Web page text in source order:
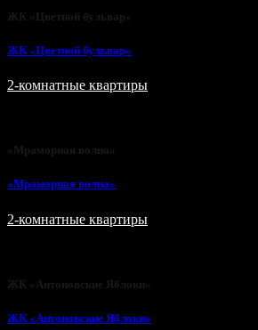
ЖК «Цветной бульвар»
ЖК «Цветной бульвар»
2-комнатные квартиры
«Мраморная волна»
«Мраморная волна»
2-комнатные квартиры
ЖК «Антоновские Яблоки»
ЖК «Антоновские Яблоки»